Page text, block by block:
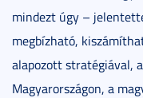
mindezt úgy –
megbízható,
alapozott stratégiával,
Magyarországon, a